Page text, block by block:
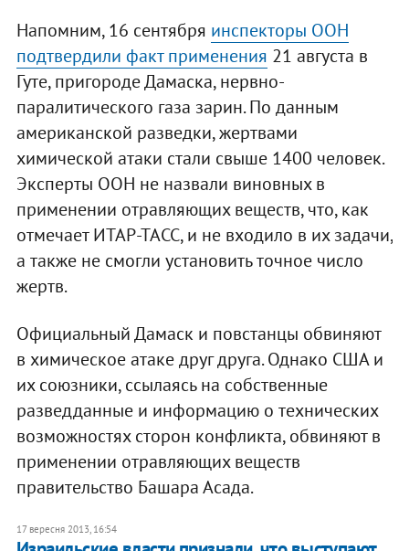
Напомним, 16 сентября инспекторы ООН
подтвердили факт применения 21 августа в
Гуте, пригороде Дамаска, нервно-
паралитического газа зарин. По данным
американской разведки, жертвами
химической атаки стали свыше 1400 человек.
Эксперты ООН не назвали виновных в
применении отравляющих веществ, что, как
отмечает ИТАР-ТАСС, и не входило в их задачи,
а также не смогли установить точное число
жертв.
Официальный Дамаск и повстанцы обвиняют
в химическое атаке друг друга. Однако США и
их союзники, ссылаясь на собственные
разведданные и информацию о технических
возможностях сторон конфликта, обвиняют в
применении отравляющих веществ
правительство Башара Асада.
17 вересня 2013, 16:54